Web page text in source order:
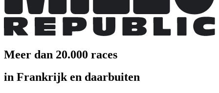
Meer dan 20.000 races
in Frankrijk en daarbuiten